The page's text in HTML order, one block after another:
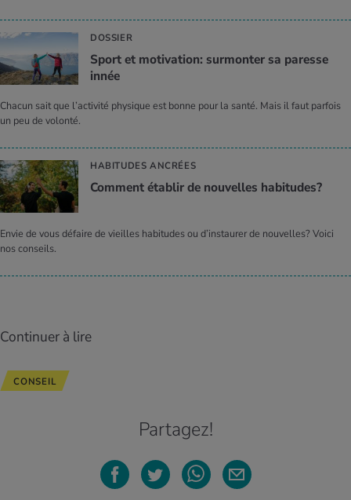
DOSSIER
Sport et moti­va­tion: sur­mon­ter sa paresse
innée
Chacun sait que l’activité physique est bonne pour la santé. Mais il faut parfois
un peu de volonté.
HABITUDES ANCRÉES
Com­ment éta­blir de nou­velles habi­tudes?
Envie de vous défaire de vieilles habitudes ou d’instaurer de nouvelles? Voici
nos conseils.
Continuer à lire
CONSEIL
Partagez!